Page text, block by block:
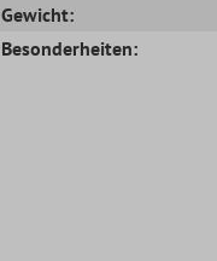
Gewicht:
Besonderheiten: